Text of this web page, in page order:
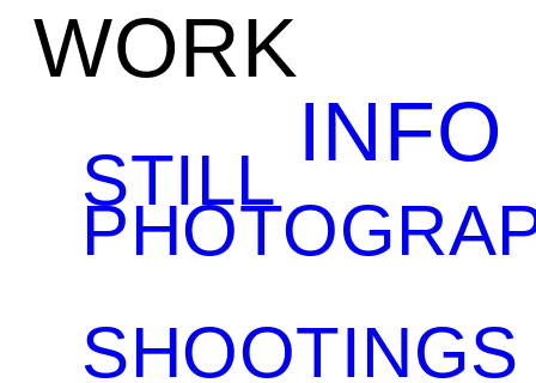
WORK
STILL
SHOOTINGS
INFO